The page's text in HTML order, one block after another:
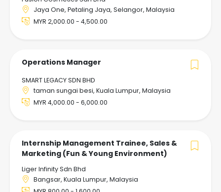
Jaya One, Petaling Jaya, Selangor, Malaysia
MYR 2,000.00 - 4,500.00
Operations Manager
SMART LEGACY SDN BHD
taman sungai besi, Kuala Lumpur, Malaysia
MYR 4,000.00 - 6,000.00
Internship Management Trainee, Sales &
Marketing (Fun & Young Environment)
Liger Infinity Sdn Bhd
Bangsar, Kuala Lumpur, Malaysia